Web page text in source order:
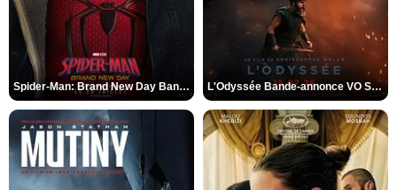
Spider-Man: Brand New Day Bande-annonce VO STFR L'Odyssée Bande-annonce VO STFR